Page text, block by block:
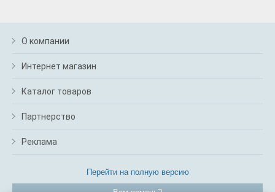
О компании
Интернет магазин
Каталог товаров
Партнерство
Реклама
Перейти на полную версию